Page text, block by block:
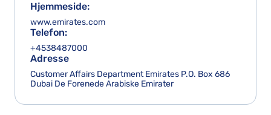
Hjemmeside:
www.emirates.com
Telefon:
+4538487000
Adresse
Customer Affairs Department Emirates P.O. Box 686
Dubai De Forenede Arabiske Emirater